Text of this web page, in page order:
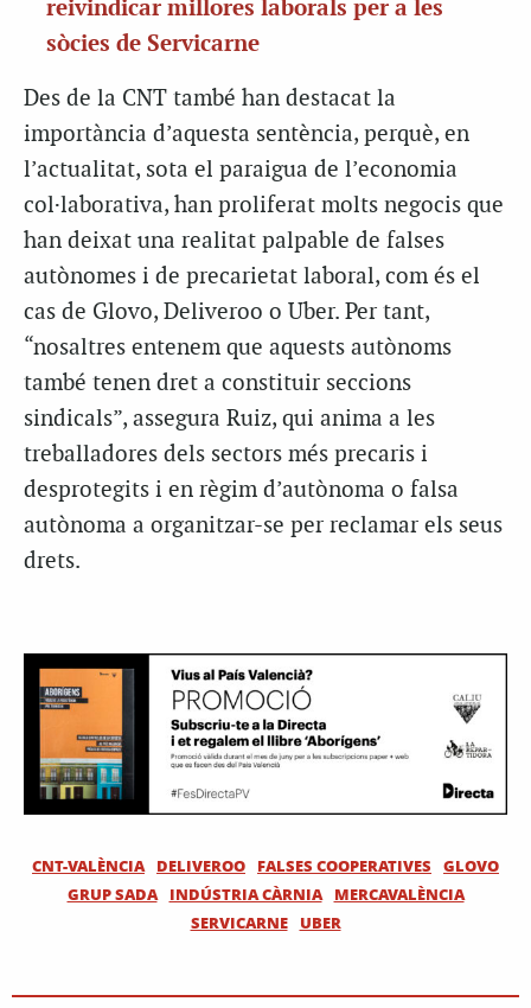
reivindicar millores laborals per a les
sòcies de Servicarne
Des de la CNT també han destacat la
importància d’aquesta sentència, perquè, en
l’actualitat, sota el paraigua de l’economia
col·laborativa, han proliferat molts negocis que
han deixat una realitat palpable de falses
autònomes i de precarietat laboral, com és el
cas de Glovo, Deliveroo o Uber. Per tant,
“nosaltres entenem que aquests autònoms
també tenen dret a constituir seccions
sindicals”, assegura Ruiz, qui anima a les
treballadores dels sectors més precaris i
desprotegits i en règim d’autònoma o falsa
autònoma a organitzar-se per reclamar els seus
drets.
CNT-VALÈNCIA DELIVEROO FALSES COOPERATIVES
GLOVO
GRUP SADA
INDÚSTRIA CÀRNIA
MERCAVALÈNCIA
SERVICARNE
UBER